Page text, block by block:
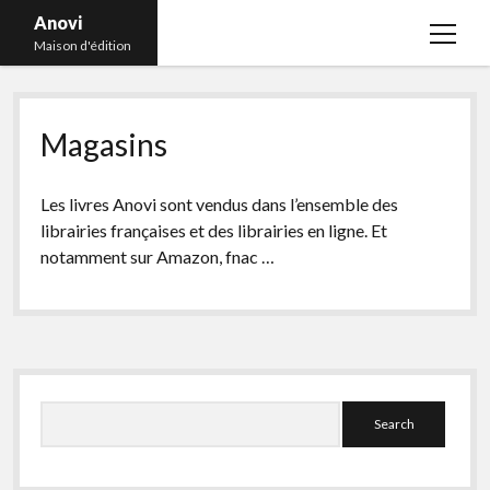
Anovi
Maison d'édition
open
A quelle maison d’édition envoyer son Manuscrit ?
Accueil
Autre commande 4
Autres commandes
Checkout-Result
Compte d’Auteur Abusif ou Arnaque: comment savoir ?
Magasins
Les livres Anovi sont vendus dans l’ensemble des
librairies françaises et des librairies en ligne. Et
notamment sur Amazon, fnac …
Sidebar